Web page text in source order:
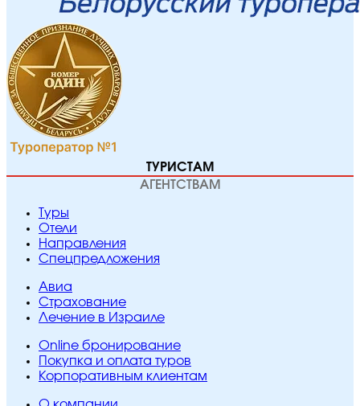
ТУРИСТАМ
АГЕНТСТВАМ
Туры
Отели
Направления
Спецпредложения
Авиа
Страхование
Лечение в Израиле
Online бронирование
Покупка и оплата туров
Корпоративным клиентам